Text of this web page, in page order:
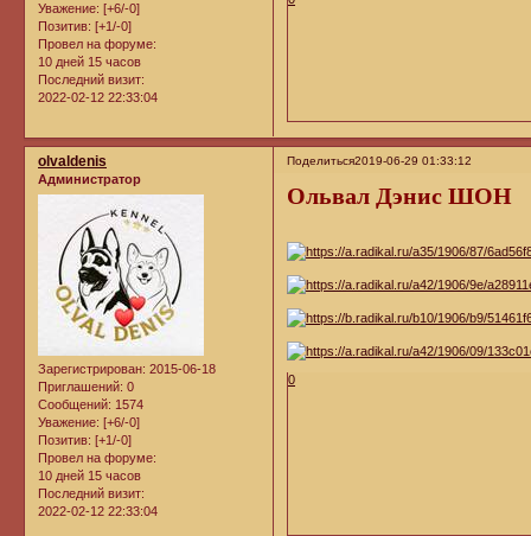
Уважение: [+6/-0]
Позитив: [+1/-0]
Провел на форуме:
10 дней 15 часов
Последний визит:
2022-02-12 22:33:04
Поделиться2019-06-29 01:33:12
olvaldenis
Администратор
Зарегистрирован: 2015-06-18
Приглашений: 0
Сообщений: 1574
Уважение: [+6/-0]
Позитив: [+1/-0]
Провел на форуме:
10 дней 15 часов
Последний визит:
2022-02-12 22:33:04
Ольвал Дэнис ШОН
0